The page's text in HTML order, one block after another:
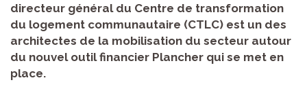
directeur général du Centre de transformation
du logement communautaire (CTLC) est un des
architectes de la mobilisation du secteur autour
du nouvel outil financier Plancher qui se met en
place.